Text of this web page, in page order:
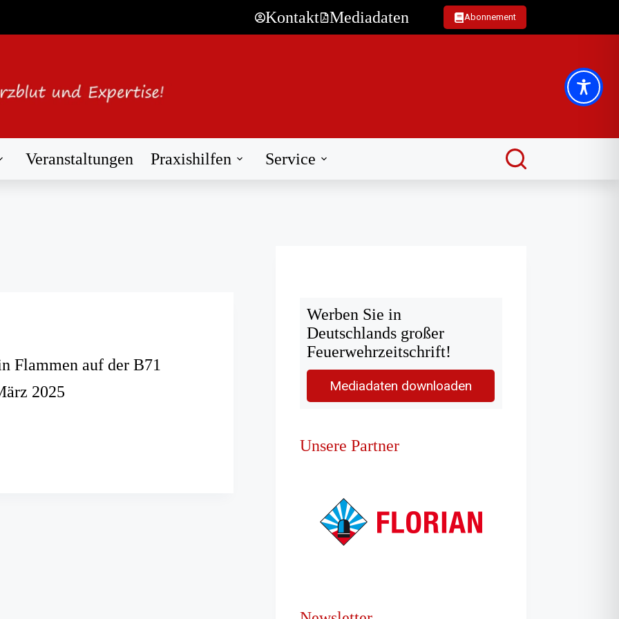
Kontakt Mediadaten Abonnement
Veranstaltungen Praxishilfen Service
Flammen auf der B71
2025
Werben Sie in
Deutschlands großer
Feuerwehrzeitschrift!
Mediadaten downloaden
Unsere Partner